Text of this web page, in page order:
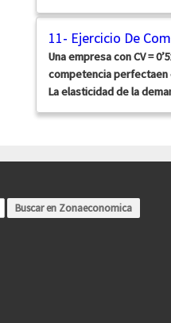
11- Ejercicio De
Una empresa con CV =
competencia perfectaen
La elasticidad de la